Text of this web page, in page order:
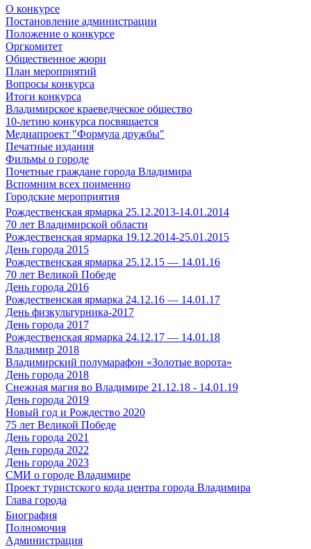
О конкурсе
Постановление администрации
Положение о конкурсе
Оргкомитет
Общественное жюри
План мероприятий
Вопросы конкурса
Итоги конкурса
Владимирское краеведческое общество
10-летию конкурса посвящается
Медиапроект "Формула дружбы"
Печатные издания
Фильмы о городе
Почетные граждане города Владимира
Вспомним всех поименно
Городские мероприятия
Рождественская ярмарка 25.12.2013-14.01.2014
70 лет Владимирской области
Рождественская ярмарка 19.12.2014-25.01.2015
День города 2015
Рождественская ярмарка 25.12.15 — 14.01.16
70 лет Великой Победе
День города 2016
Рождественская ярмарка 24.12.16 — 14.01.17
День физкультурника-2017
День города 2017
Рождественская ярмарка 24.12.17 — 14.01.18
Владимир 2018
Владимирский полумарафон «Золотые ворота»
День города 2018
Снежная магия во Владимире 21.12.18 - 14.01.19
День города 2019
Новый год и Рождество 2020
75 лет Великой Победе
День города 2021
День города 2022
День города 2023
СМИ о городе Владимире
Проект туристского кода центра города Владимира
Глава города
Биография
Полномочия
Администрация